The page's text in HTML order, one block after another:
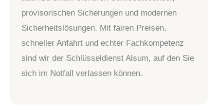
provisorischen Sicherungen und modernen
Sicherheitslösungen. Mit fairen Preisen,
schneller Anfahrt und echter Fachkompetenz
sind wir der Schlüsseldienst Alsum, auf den Sie
sich im Notfall verlassen können.